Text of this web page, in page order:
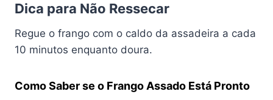
Dica para Não Ressecar
Regue o frango com o caldo da assadeira a cada
10 minutos enquanto doura.
Como Saber se o Frango Assado Está Pronto